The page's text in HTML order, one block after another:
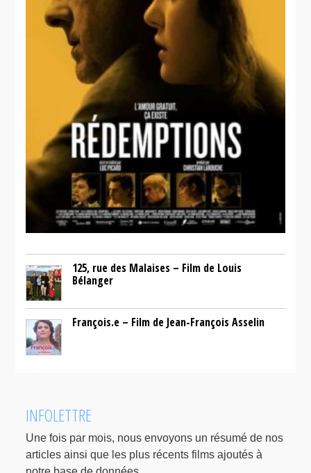
125, rue des Malaises – Film de Louis
Bélanger
François.e – Film de Jean-François Asselin
INFOLETTRE
Une fois par mois, nous envoyons un résumé de nos
articles ainsi que les plus récents films ajoutés à